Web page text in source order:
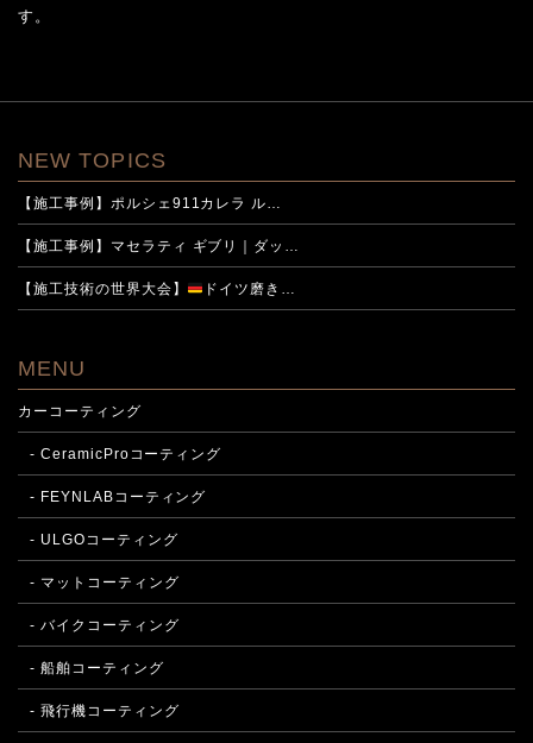
す。
NEW TOPICS
【施工事例】ポルシェ911カレラ ル…
【施工事例】マセラティ ギブリ｜ダッ…
【施工技術の世界大会】 ドイツ磨き…
MENU
カーコーティング
- CeramicProコーティング
- FEYNLABコーティング
- ULGOコーティング
- マットコーティング
- バイクコーティング
- 船舶コーティング
- 飛行機コーティング